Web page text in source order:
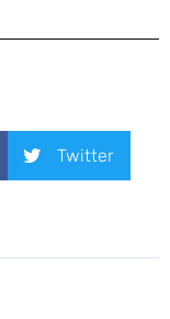
Twitter